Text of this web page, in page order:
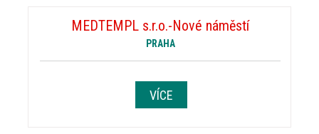
MEDTEMPL s.r.o.-Nové náměstí
PRAHA
VÍCE